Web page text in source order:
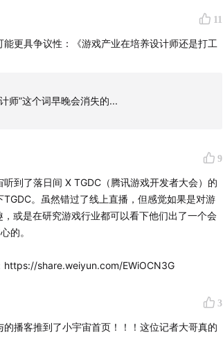
讯游戏开发者大会邀请所做的特别节目。
Tencent Game Developers Conference)
进行业生态共建、行业蓬勃发展而举办的盛
期望通过国内外游戏行业知名专家/学者，
术发展趋势等，推动行业良性发展，探索游
盟沙漠皇帝三国皮肤-司马懿仲达
《王者荣耀 Main Theme》
（Game Developer Conference）
11
更具争议性：《游戏产业在培养设计师还是打工
师”这个词早晚会消失的...
9
到了落日间 X TGDC（腾讯游戏开发者大会）的
。虽然错过了线上直播，但感觉如果是对游
或是在研究游戏行业都可以看下他们出了一个会
的。
https://share.weiyun.com/EWiOCN3G
3
播客推到了小宇宙首页！！！这位记者大哥真的